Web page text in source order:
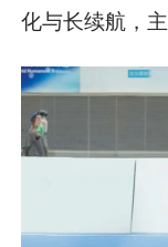
化与长续航，